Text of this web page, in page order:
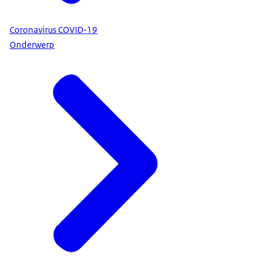
Coronavirus COVID-19
Onderwerp